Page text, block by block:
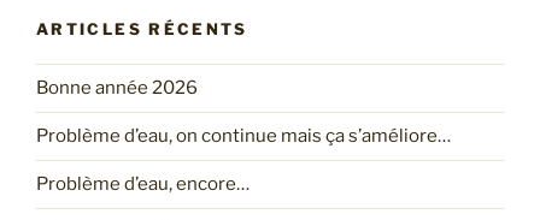
ARTICLES RÉCENTS
Bonne année 2026
Problème d’eau, on continue mais ça s’améliore…
Problème d’eau, encore…